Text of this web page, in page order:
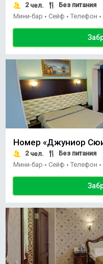
2чел.
Без питания
Мини-бар • Сейф • Телефон •
Номер «Джуниор
2чел.
Без питания
Мини-бар • Сейф • Телефон •